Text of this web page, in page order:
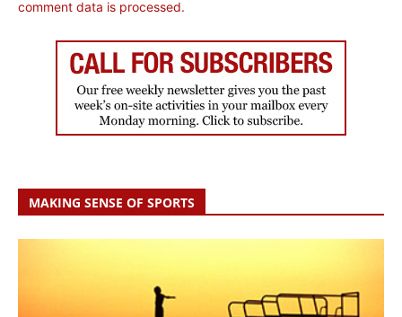
comment data is processed.
MAKING SENSE OF SPORTS